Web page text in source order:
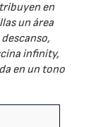
en
un área
infinity,
en un tono